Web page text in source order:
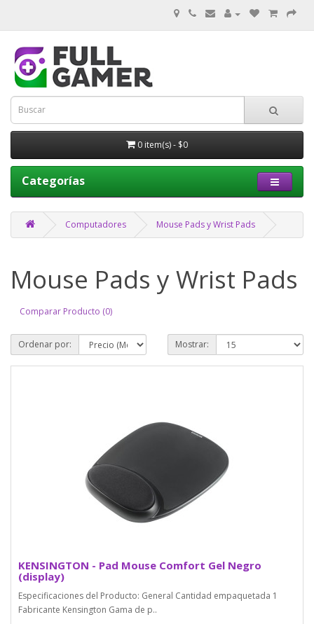
0 item(s) - $0
Categorías
Computadores Mouse Pads y Wrist Pads
Mouse Pads y Wrist Pads
Comparar Producto (0)
Ordenar por: Mostrar:
KENSINGTON - Pad Mouse Comfort Gel Negro
(display)
Especificaciones del Producto: General Cantidad empaquetada 1
Fabricante Kensington Gama de p..